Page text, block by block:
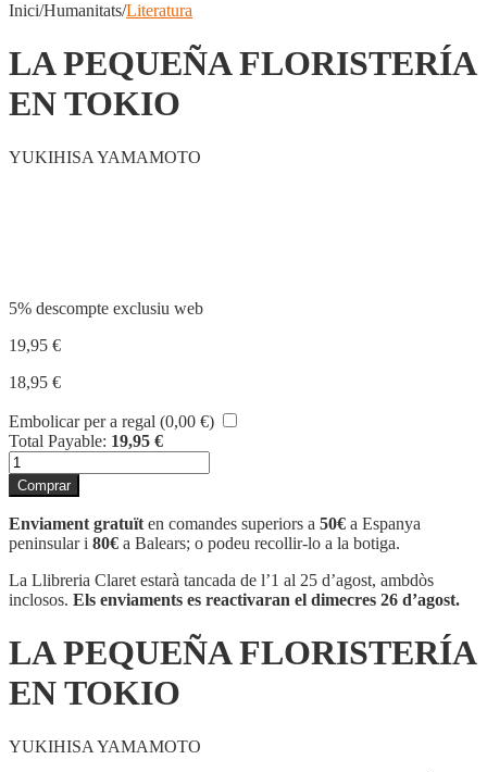
Inici/Humanitats/Literatura
LA PEQUEÑA FLORISTERÍA
EN TOKIO
YUKIHISA YAMAMOTO
5% descompte exclusiu web
19,95 €
18,95 €
Embolicar per a regal (0,00 €)
Total Payable: 19,95 €
quantitat
de
LA
PEQUEÑA
FLORISTERÍA
EN
TOKIO
Comprar
Enviament gratuït en comandes superiors a 50€ a Espanya
peninsular i 80€ a Balears; o podeu recollir-lo a la botiga.
La Llibreria Claret estarà tancada de l’1 al 25 d’agost, ambdòs
inclosos. Els enviaments es reactivaran el dimecres 26 d’agost.
LA PEQUEÑA FLORISTERÍA
EN TOKIO
YUKIHISA YAMAMOTO